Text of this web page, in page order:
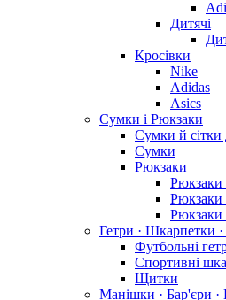
Дитячі
Кросівки
Nike
Adidas
Asics
Сумки і Рюкзаки
Сумки й сітки
Сумки
Рюкзаки
Рюкзаки
Рюкзаки
Рюкзаки
Гетри · Шкарпетки
Футбольні
Спортивні
Щитки
Манішки · Бар'єри